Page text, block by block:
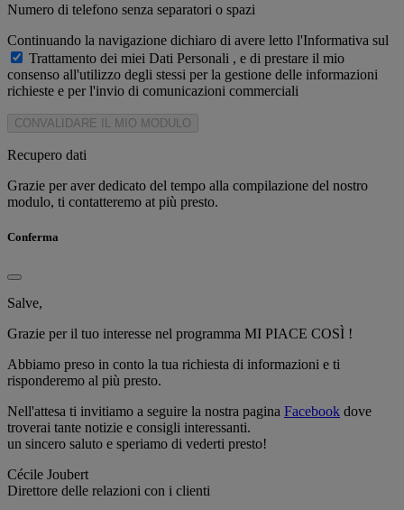
Numero di telefono senza separatori o spazi
Continuando la navigazione dichiaro di avere letto l'Informativa sul
Trattamento dei miei Dati Personali , e di prestare il mio
consenso all'utilizzo degli stessi per la gestione delle informazioni
richieste e per l'invio di comunicazioni commerciali
CONVALIDARE IL MIO MODULO
Recupero dati
Grazie per aver dedicato del tempo alla compilazione del nostro
modulo, ti contatteremo at più presto.
Conferma
Salve,
Grazie per il tuo interesse nel programma MI PIACE COSÌ !
Abbiamo preso in conto la tua richiesta di informazioni e ti
risponderemo al più presto.
Nell'attesa ti invitiamo a seguire la nostra pagina Facebook dove
troverai tante notizie e consigli interessanti.
un sincero saluto e speriamo di vederti presto!
Cécile Joubert
Direttore delle relazioni con i clienti